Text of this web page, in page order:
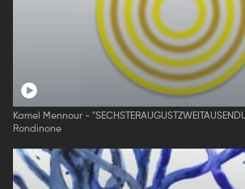
Kamel Mennour -
Rondinone